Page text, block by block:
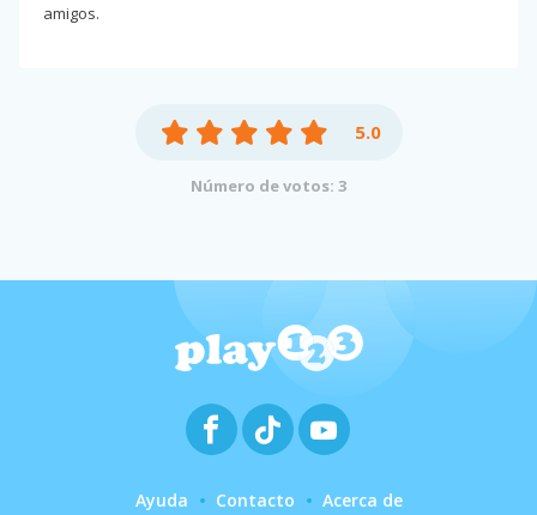
amigos.
5.0
Número de votos: 3
Ayuda Contacto Acerca de